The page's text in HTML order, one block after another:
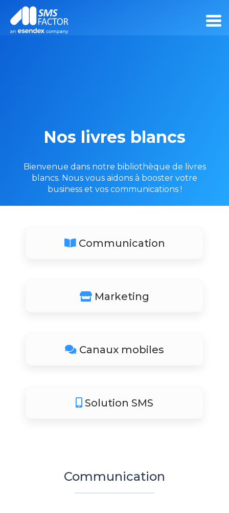
Nos livres blancs
Bienvenue dans notre bibliothèque de livres
blancs. Nous vous aidons à booster votre
business et vos communications !
Communication
Marketing
Canaux mobiles
Solution SMS
Communication